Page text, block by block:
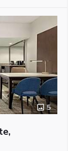
5